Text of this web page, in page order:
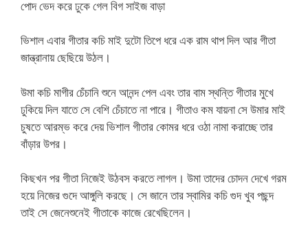
পোদ ভেদ করে ঢুকে গেল বিগ সাইজ বাড়া
ভিশাল এবার গীতার কচি মাই দুটো তিপে ধরে এক রাম থাপ দিল আর গীতা
জান্ত্রানায় ছেছিয়ে উঠল।
উমা কচি মাগীর চেঁচানি শুনে আনন্দ পেল এবং তার বাম স্থন্তি গীতার মুখে
ঢুকিয়ে দিল যাতে সে বেশি চেঁচাতে না পারে। গীতাও কম যায়না সে উমার মাই
চুষতে আরম্ভ করে দেয় ভিশাল গীতার কোমর ধরে ওঠা নামা করাচ্ছে তার
বাঁড়ার উপর।
কিছখন পর গীতা নিজেই উঠবস করতে লাগল। উমা তাদের চোদন দেখে গরম
হয়ে নিজের গুদে আঙ্গুলি করছে। সে জানে তার স্বামির কচি গুদ খুব পছন্দ
তাই সে জেনেশুনেই গীতাকে কাজে রেখেছিলেন।